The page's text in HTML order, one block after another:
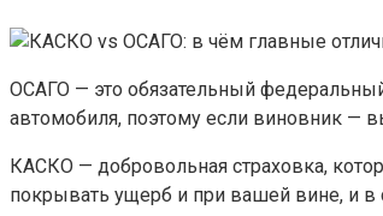
ОСАГО — это обязательный
автомобиля, поэтому если виновник —
КАСКО — добровольная страховка,
покрывать ущерб и при вашей вине, и в